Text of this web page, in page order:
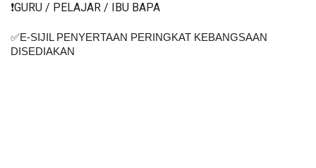
❗️GURU / PELAJAR / IBU BAPA
✅E-SIJIL PENYERTAAN PERINGKAT KEBANGSAAN
DISEDIAKAN